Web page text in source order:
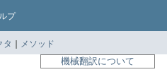
プ
タ | メソッド
機械翻訳について